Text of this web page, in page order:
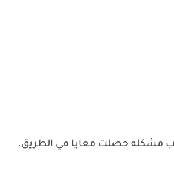
مشكله حصلت معايا في الطريق.